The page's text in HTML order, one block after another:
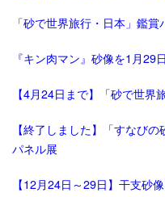
「砂で世界旅行・日本」鑑賞
『キン肉マン』砂像を1月29
【4月24日まで】「砂で世界
【終了しました】「すなび
パネル展
【12月24日～29日】干支